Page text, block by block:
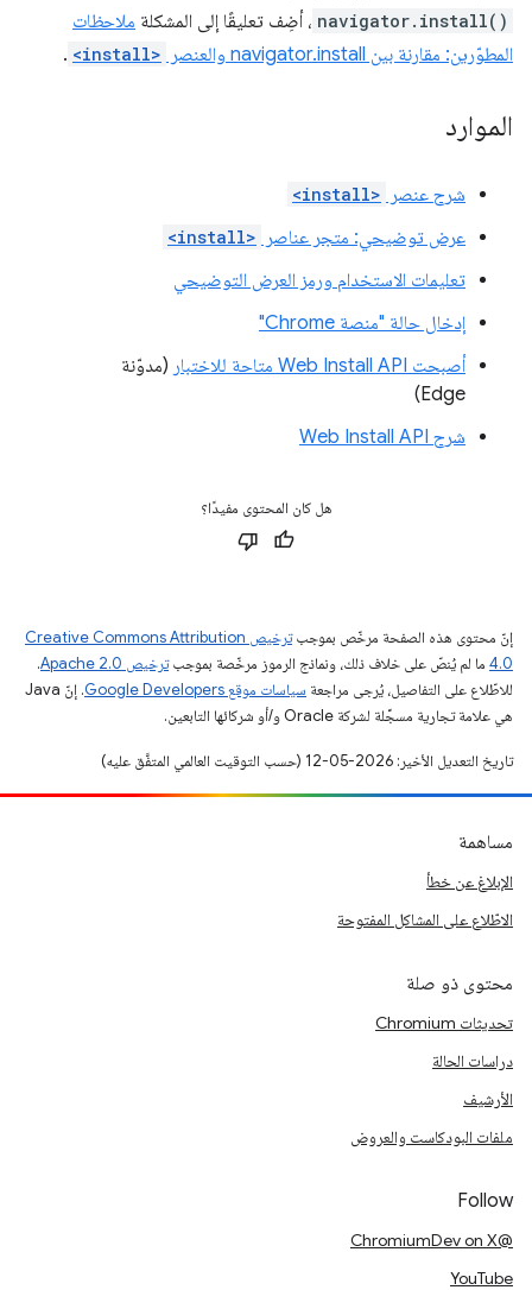
navigator.install() ، أضِف تعليقًا إلى المشكلة ملاحظات
المطوّرين: مقارنة بين navigator.install والعنصر
<install>
.
الموارد
شرح عنصر <install>
عرض توضيحي: متجر عناصر <install>
تعليمات الاستخدام ورمز العرض التوضيحي
إدخال حالة "منصة Chrome"
أصبحت Web Install API متاحة للاختبار
(مدوّنة
Edge)
شرح Web Install API
هل كان المحتوى مفيدًا؟
إنّ محتوى هذه الصفحة مرخّص بموجب
ترخيص Creative Commons Attribution
4.0‏ ما لم يُنصّ على خلاف ذلك، ونماذج الرموز مرخّصة بموجبترخيص Apache 2.0‏
.
للاطّلاع على التفاصيل، يُرجى مراجعة سياسات موقع Google Developers‏
. إنّ Java
هي علامة تجارية مسجَّلة لشركة Oracle و/أو شركائها التابعين.
تاريخ التعديل الأخير: 2026-05-12 (حسب التوقيت العالمي المتفَّق عليه)
مساهمة
الإبلاغ عن خطأ
الاطّلاع على المشاكل المفتوحة
محتوى ذو صلة
تحديثات Chromium
دراسات الحالة
الأرشيف
ملفات البودكاست والعروض
Follow
@ChromiumDev on X
YouTube